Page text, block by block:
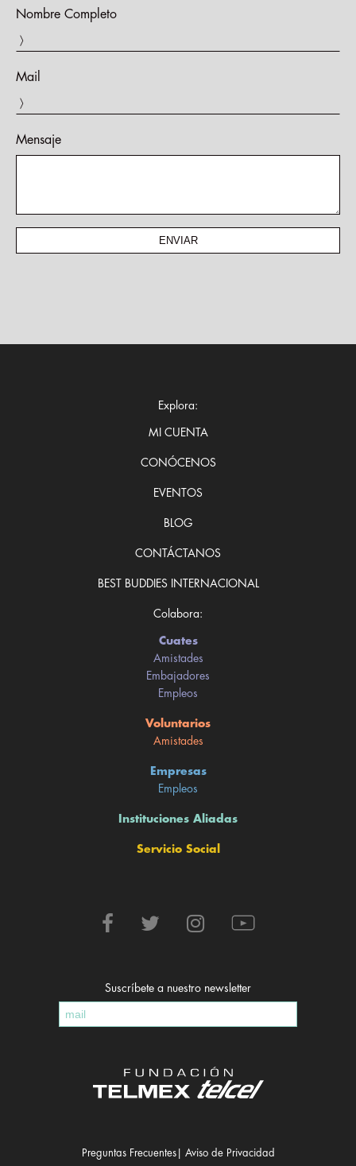
Nombre Completo
〉
Mail
〉
Mensaje
Explora:
MI CUENTA
CONÓCENOS
EVENTOS
BLOG
CONTÁCTANOS
BEST BUDDIES INTERNACIONAL
Colabora:
Cuates
Amistades
Embajadores
Empleos
Voluntarios
Amistades
Empresas
Empleos
Instituciones Aliadas
Servicio Social
Suscríbete a nuestro newsletter
Preguntas Frecuentes| Aviso de Privacidad